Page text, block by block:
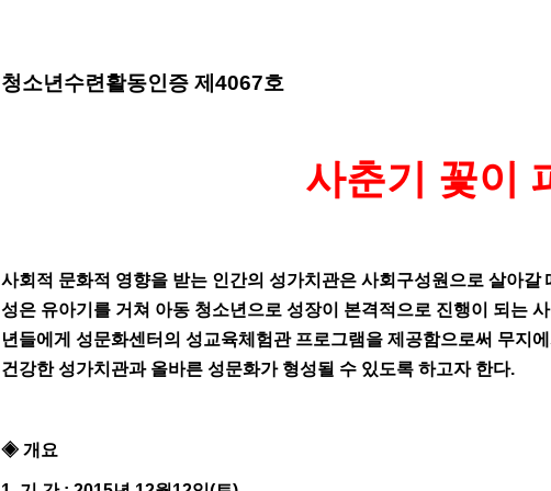
청소년수련활동인증 제4067호
사춘기 꽃이
사회적 문화적 영향을 받는 인간의 성가치관은 사회구성원으로 살아
성은 유아기를 거쳐 아동 청소년으로 성장이 본격적으로 진행이 되는
년들에게 성문화센터의 성교육체험관 프로그램을 제공함으로써 무지
건강한 성가치관과 올바른 성문화가 형성될 수 있도록 하고자 한다.
◈ 개요